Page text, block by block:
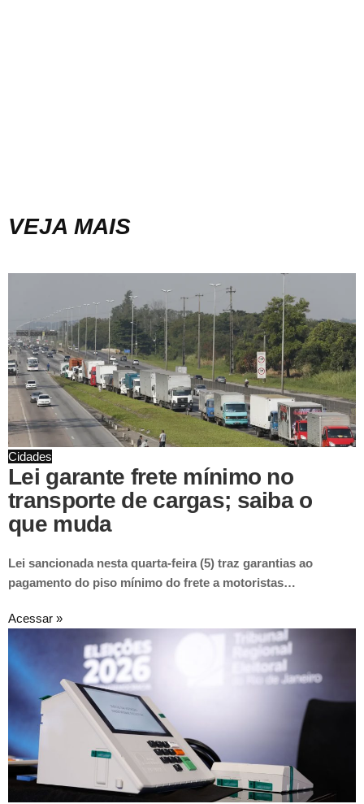
VEJA MAIS
Cidades
Lei garante frete mínimo no
transporte de cargas; saiba o
que muda
Lei sancionada nesta quarta-feira (5) traz garantias ao
pagamento do piso mínimo do frete a motoristas…
Acessar »